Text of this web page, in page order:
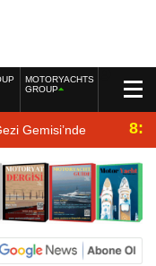
MOTORYACHTS
GROUP
Gemisi’nde